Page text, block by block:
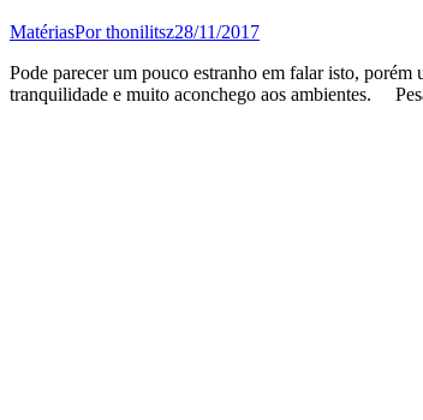
MatériasPorthonilitsz28/11/2017
Pode parecer um pouco estranho em falar isto,
tranquilidade e muito aconchego aos ambientes.